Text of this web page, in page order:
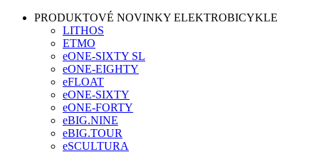
PRODUKTOVÉ NOVINKY ELEKTROBICYKLE
LITHOS
ETMO
eONE-SIXTY SL
eONE-EIGHTY
eFLOAT
eONE-SIXTY
eONE-FORTY
eBIG.NINE
eBIG.TOUR
eSCULTURA